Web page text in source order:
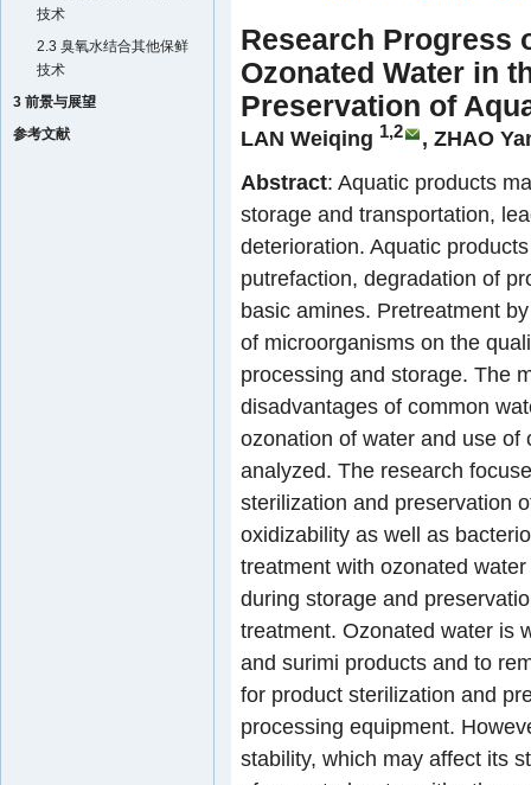
技术
2.3 臭氧水结合其他保鲜
技术
3 前景与展望
参考文献
Research Progress
Ozonated Water in
Preservation of
LAN Weiqing 1,2 , ZHAO
Abstract: Aquatic products
storage and transportation,
deterioration. Aquatic
putrefaction, degradation of
basic amines. Pretreatment
of microorganisms on the
processing and storage. The
disadvantages of common
ozonation of water and use
analyzed. The research
sterilization and preservation
oxidizability as well as
treatment with ozonated
during storage and
treatment. Ozonated water is
and surimi products and to
for product sterilization and
processing equipment.
stability, which may affect its